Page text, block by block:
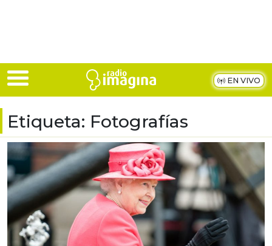
EN VIVO
Etiqueta: Fotografías